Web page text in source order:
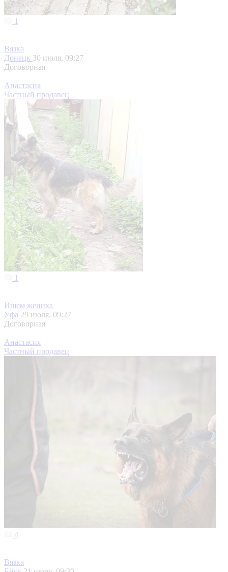
1
Вязка
Донецк 30 июля, 09:27
Договорная
Анастасия
Частный продавец
1
Ищем жениха
Уфа 29 июля, 09:27
Договорная
Анастасия
Частный продавец
4
Вязка